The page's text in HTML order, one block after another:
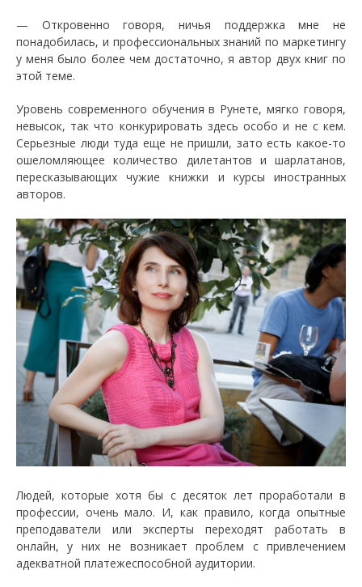
— Откровенно говоря, ничья поддержка мне не
понадобилась, и профессиональных знаний по маркетингу
у меня было более чем достаточно, я автор двух книг по
этой теме.
Уровень современного обучения в Рунете, мягко говоря,
невысок, так что конкурировать здесь особо и не с кем.
Серьезные люди туда еще не пришли, зато есть какое-то
ошеломляющее количество дилетантов и шарлатанов,
пересказывающих чужие книжки и курсы иностранных
авторов.
Людей, которые хотя бы с десяток лет проработали в
профессии, очень мало. И, как правило, когда опытные
преподаватели или эксперты переходят работать в
онлайн, у них не возникает проблем с привлечением
адекватной платежеспособной аудитории.